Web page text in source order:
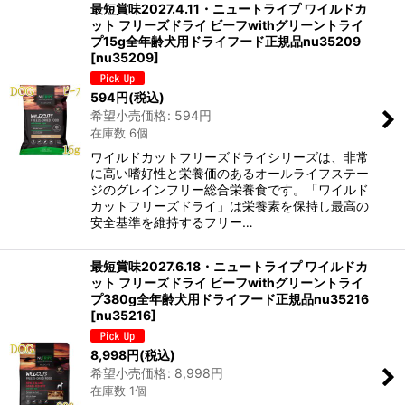
最短賞味2027.4.11・ニュートライプ ワイルドカ
ット フリーズドライ ビーフwithグリーントライ
プ15g全年齢犬用ドライフード正規品nu35209
[nu35209]
594円(税込)
希望小売価格: 594円
在庫数 6個
ワイルドカットフリーズドライシリーズは、非常
に高い嗜好性と栄養価のあるオールライフステー
ジのグレインフリー総合栄養食です。「ワイルド
カットフリーズドライ」は栄養素を保持し最高の
安全基準を維持するフリー…
最短賞味2027.6.18・ニュートライプ ワイルドカ
ット フリーズドライ ビーフwithグリーントライ
プ380g全年齢犬用ドライフード正規品nu35216
[nu35216]
8,998円(税込)
希望小売価格: 8,998円
在庫数 1個